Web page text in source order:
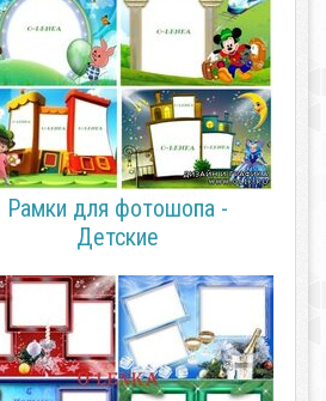
Рамки для фотошопа -
Детские